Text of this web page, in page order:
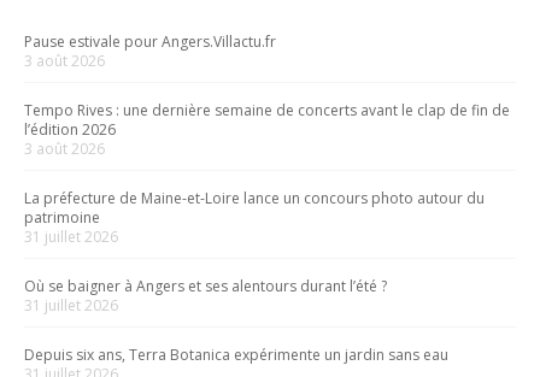
Pause estivale pour Angers.Villactu.fr
3 août 2026
Tempo Rives : une dernière semaine de concerts avant le clap de fin de
l’édition 2026
3 août 2026
La préfecture de Maine-et-Loire lance un concours photo autour du
patrimoine
31 juillet 2026
Où se baigner à Angers et ses alentours durant l’été ?
31 juillet 2026
Depuis six ans, Terra Botanica expérimente un jardin sans eau